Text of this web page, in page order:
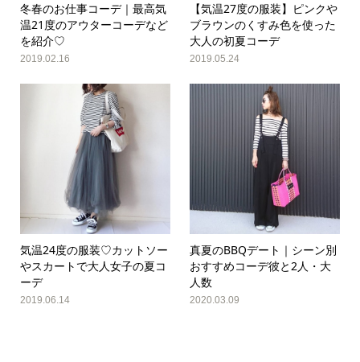
冬春のお仕事コーデ｜最高気
温21度のアウターコーデなど
を紹介♡
2019.02.16
【気温27度の服装】ピンクや
ブラウンのくすみ色を使った
大人の初夏コーデ
2019.05.24
気温24度の服装♡カットソー
やスカートで大人女子の夏コ
ーデ
2019.06.14
真夏のBBQデート｜シーン別
おすすめコーデ彼と2人・大
人数
2020.03.09